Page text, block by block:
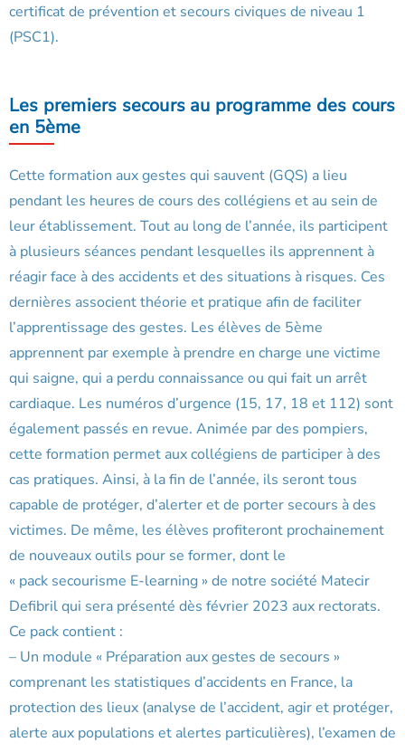
certificat de prévention et secours civiques de niveau 1
(PSC1).
Les premiers secours au programme des cours
en 5ème
Cette formation aux gestes qui sauvent (GQS) a lieu
pendant les heures de cours des collégiens et au sein de
leur établissement. Tout au long de l’année, ils participent
à plusieurs séances pendant lesquelles ils apprennent à
réagir face à des accidents et des situations à risques. Ces
dernières associent théorie et pratique afin de faciliter
l’apprentissage des gestes. Les élèves de 5ème
apprennent par exemple à prendre en charge une victime
qui saigne, qui a perdu connaissance ou qui fait un arrêt
cardiaque. Les numéros d’urgence (15, 17, 18 et 112) sont
également passés en revue. Animée par des pompiers,
cette formation permet aux collégiens de participer à des
cas pratiques. Ainsi, à la fin de l’année, ils seront tous
capable de protéger, d’alerter et de porter secours à des
victimes. De même, les élèves profiteront prochainement
de nouveaux outils pour se former, dont le
« pack secourisme E-learning » de notre société Matecir
Defibril qui sera présenté dès février 2023 aux rectorats.
Ce pack contient :
– Un module « Préparation aux gestes de secours »
comprenant les statistiques d’accidents en France, la
protection des lieux (analyse de l’accident, agir et protéger,
alerte aux populations et alertes particulières), l’examen de